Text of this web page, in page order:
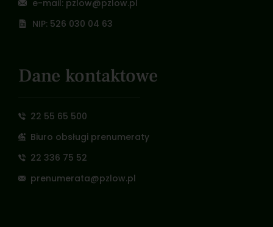
e-mail: pzlow@pzlow.pl
NIP: 526 030 04 63
Dane kontaktowe
22 55 65 500
Biuro obsługi prenumeraty
22 336 75 52
prenumerata@pzlow.pl